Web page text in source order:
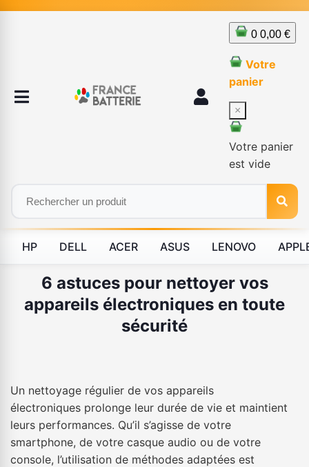
0 0,00 €
Votre
panier
×
Votre panier
est vide
HP DELL ACER ASUS LENOVO
6 astuces pour nettoyer vos
appareils électroniques en toute
sécurité
Un nettoyage régulier de vos appareils
électroniques prolonge leur durée de vie et maintient
leurs performances. Qu’il s’agisse de votre
smartphone, de votre casque audio ou de votre
console, l’utilisation de méthodes adaptées est